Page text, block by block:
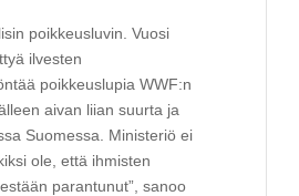
poikkeusluvin. Vuosi
ilvesten
poikkeuslupia WWF:n
aivan liian suurta ja
Suomessa. Ministeriö ei
ole, että ihmisten
parantunut”, sanoo